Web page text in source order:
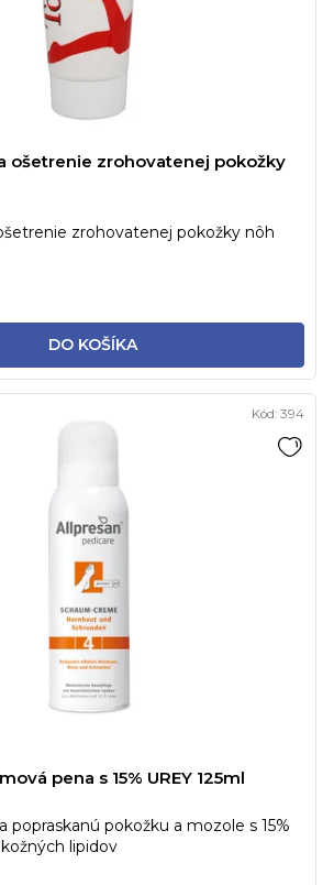
ošetrenie zrohovatenej pokožky
DO KOŠÍKA
zrohovatenej pokožky nôh
pena s 15% UREY 125ml
popraskanú pokožku a mozole s 15%
lipidov
Kód: 394